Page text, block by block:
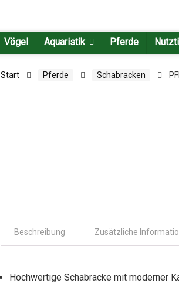
Vögel Aquaristik Pferde
Start Pferde Schabracken
Beschreibung Zusätzliche
Hochwertige Schabracke mit moderner